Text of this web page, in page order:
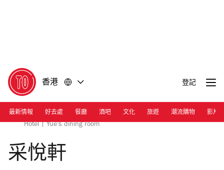
香港 登記
最新情報 好去處 餐廳 酒吧 文化 旅遊 潮流購物 影片
Photograph: Courtesy Sheraton Hong Kong Tung Chung
Hotel | Yue's dining room
采悅軒